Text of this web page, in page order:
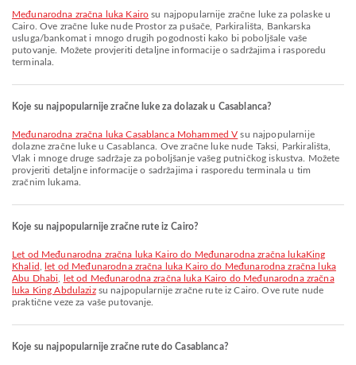
Međunarodna zračna luka Kairo su najpopularnije zračne luke za polaske u
Cairo. Ove zračne luke nude Prostor za pušače, Parkirališta, Bankarska
usluga/bankomat i mnogo drugih pogodnosti kako bi poboljšale vaše
putovanje. Možete provjeriti detaljne informacije o sadržajima i rasporedu
terminala.
Koje su najpopularnije zračne luke za dolazak u Casablanca?
Međunarodna zračna luka Casablanca Mohammed V su najpopularnije
dolazne zračne luke u Casablanca. Ove zračne luke nude Taksi, Parkirališta,
Vlak i mnoge druge sadržaje za poboljšanje vašeg putničkog iskustva. Možete
provjeriti detaljne informacije o sadržajima i rasporedu terminala u tim
zračnim lukama.
Koje su najpopularnije zračne rute iz Cairo?
let od Međunarodna zračna luka Kairo do Međunarodna zračna lukaKing
Khalid
let od Međunarodna zračna luka Kairo do Međunarodna zračna luka
Abu Dhabi
let od Međunarodna zračna luka Kairo do Međunarodna zračna
luka King Abdulazizsu najpopularnije zračne rute iz Cairo. Ove rute nude
praktične veze za vaše putovanje.
Koje su najpopularnije zračne rute do Casablanca?